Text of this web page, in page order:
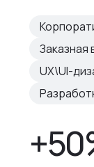
Заказная
UX\UI-